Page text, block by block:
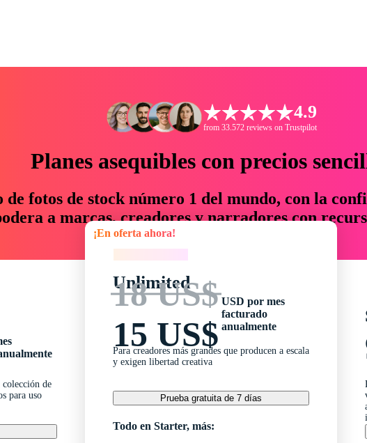
4.9
from 33.572 reviews on Trustpilot
Planes asequibles con precios
de fotos de stock número 1 del mundo, con la
a marcas, creadores y narradores con
un 76 % en tiempo y presupuesto.
colección de
para uso
¡En oferta ahora!
Unlimited
18 US$
15 US$
USD por mes
facturado
anualmente
Para creadores más grandes que producen a escala
y exigen libertad creativa
Prueba gratuita de 7 días
Todo en Starter, más: